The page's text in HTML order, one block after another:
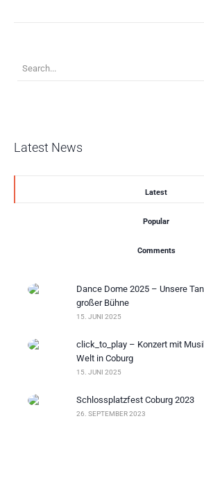
Latest News
Latest
Popular
Comments
Dance Dome 2025 – Unsere
großer Bühne
15. JUNI 2025
click_to_play – Konzert mit
Welt in Coburg
15. JUNI 2025
Schlossplatzfest Coburg 2023
26. SEPTEMBER 2023